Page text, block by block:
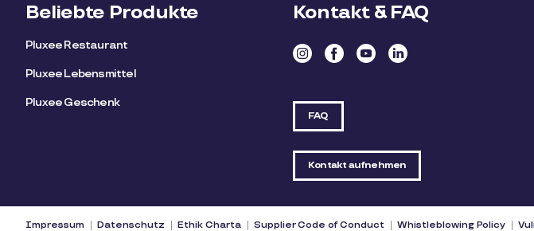
Beliebte Produkte
Pluxee Restaurant
Pluxee Lebensmittel
Pluxee Geschenk
Kontakt & FAQ
FAQ
Kontakt aufnehmen
Impressum Datenschutz Ethik Charta Supplier Code of Conduct Whistleblowing Policy